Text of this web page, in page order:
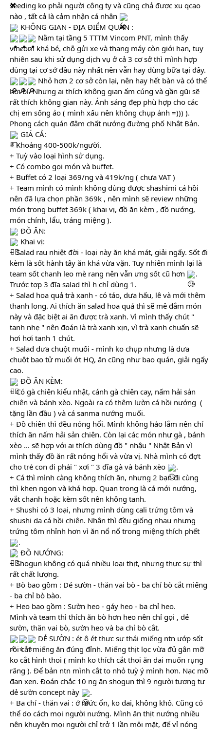
seeding ko phải người công ty và cũng chả được xu qcao
nào , tất cả là cảm nhận cá nhân
KHÔNG GIAN - ĐỊA ĐIỂM QUÁN :
Nằm tại tầng 5 TTTM Vincom PNT, mình thấy
vincom khá bé, chỗ gửi xe và thang máy còn giới hạn, tuy
nhiên sau khi sử dụng dịch vụ ở cả 3 cơ sở thì mình hợp
dùng tại cơ sở đầu này nhất nên vẫn hay dùng bữa tại đây.
Nhỏ hơn 2 cơ sở còn lại, nên hay hết bàn và có thể
hơi bí. Nhưng ai thích không gian ấm cúng và gần gũi sẽ
rất thích không gian này. Ánh sáng đẹp phù hợp cho các
chị em sống ảo ( mình xấu nên không chụp ảnh =))) ).
Phong cách quán đậm chất nướng đường phố Nhật Bản.
GIÁ CẢ:
+ Khoảng 400-500k/người.
+ Tuỳ vào loại hình sử dụng.
+ Có combo gọi món và buffet.
+ Buffet có 2 loại 369/ng và 419k/ng ( chưa VAT )
+ Team mình có mình không dùng được shashimi cá hồi
nên đã lựa chọn phần 369k , nên mình sẽ review những
món trong buffet 369k ( khai vị, đồ ăn kèm , đồ nướng,
món chính, lẩu, tráng miệng ).
ĐỒ ĂN:
Khai vị:
+ Salad rau nhiệt đời - loại này ăn khá mát, giải ngấy. Sốt đi
kèm là sốt hành tây ăn khá vừa vặn. Tuy nhiên mình lại là
team sốt chanh leo mè rang nên vẫn ưng sốt cũ hơn
.
Trước tợp 3 đĩa salad thì h chỉ dùng 1.
+ Salad hoa quả trà xanh - có táo, dưa hấu, lê và mới thêm
thanh long. Ai thích ăn salad hoa quả thì sẽ mê đắm món
này và đặc biệt ai ăn được trà xanh. Vì mình thấy chút "
tanh nhẹ " nên đoán là trà xanh xịn, vì trà xanh chuẩn sẽ
hơi hơi tanh 1 chút.
+ Salad dưa chuột muối - mình ko chụp nhưng là dưa
chuột bao tử muối ớt HQ, ăn cũng như bao quán, giải ngấy
cao.
ĐỒ ĂN KÈM:
+ Có gà chiên kiểu nhật, cánh gà chiên cay, nấm hải sản
chiên và bánh xèo. Ngoài ra có thêm lườn cá hồi nướng  (
tặng lần đầu ) và cá sanma nướng muối.
+ Đồ chiên thì đều nóng hổi. Mình không hảo lắm nên chỉ
thích ăn nấm hải sản chiên. Còn lại các món như gà , bánh
xèo ... sẽ hợp với ai thích dùng đồ " nhậu " Nhật Bản vì
mình thấy đồ ăn rất nóng hổi và vừa vị. Nhà mình có đợt
cho trẻ con đi phải " xơi " 3 đĩa gà và bánh xèo
.
+ Cá thì mình càng không thích ăn, nhưng 2 bạn đi cùng
thì khen ngon và khá hợp. Quan trong là cá mới nướng,
vắt chanh hoặc kèm sốt nên không tanh.
+ Shushi có 3 loại, nhưng mình dùng cali trứng tôm và
shushi da cá hồi chiên. Nhân thì đều giống nhau nhưng
trứng tôm nhỉnh hơn vì ăn nổ nổ trong miệng thích phết
.
ĐỒ NƯỚNG:
+ Shogun không có quá nhiều loại thịt, nhưng thực sự thì
rất chất lượng.
+ Bò bao gồm : Dẻ sườn - thăn vai bò - ba chỉ bò cắt miếng
- ba chỉ bò bào.
+ Heo bao gồm : Sườn heo - gáy heo - ba chỉ heo.
Mình và team thì thích ăn bò hơn heo nên chỉ gọi , dẻ
sườn, thăn vai bò, sườn heo và ba chỉ bò cắt.
DẺ SƯỜN : ét ô ét thực sự thái miếng ntn ướp sốt
rồi cắt miếng ăn đúng đỉnh. Miếng thịt lọc vừa đủ gân mỡ
ko cắt hình thoi ( mình ko thích cắt thoi ăn dai muốn rụng
răng ). Để bản ntn mình cắt to nhỏ tuỳ ý mình hơn. Nạc mỡ
đan xen. Đoán chắc 10 ng ăn shogun thì 9 người tương tư
dẻ sườn concept này
.
+ Ba chỉ - thăn vai : ở mức ổn, ko dai, không khô. Cũng có
thể do cách mọi người nướng. Mình ăn thịt nướng nhiều
nên khuyên mọi người chỉ trở 1 lần mỗi mặt, để vỉ nóng